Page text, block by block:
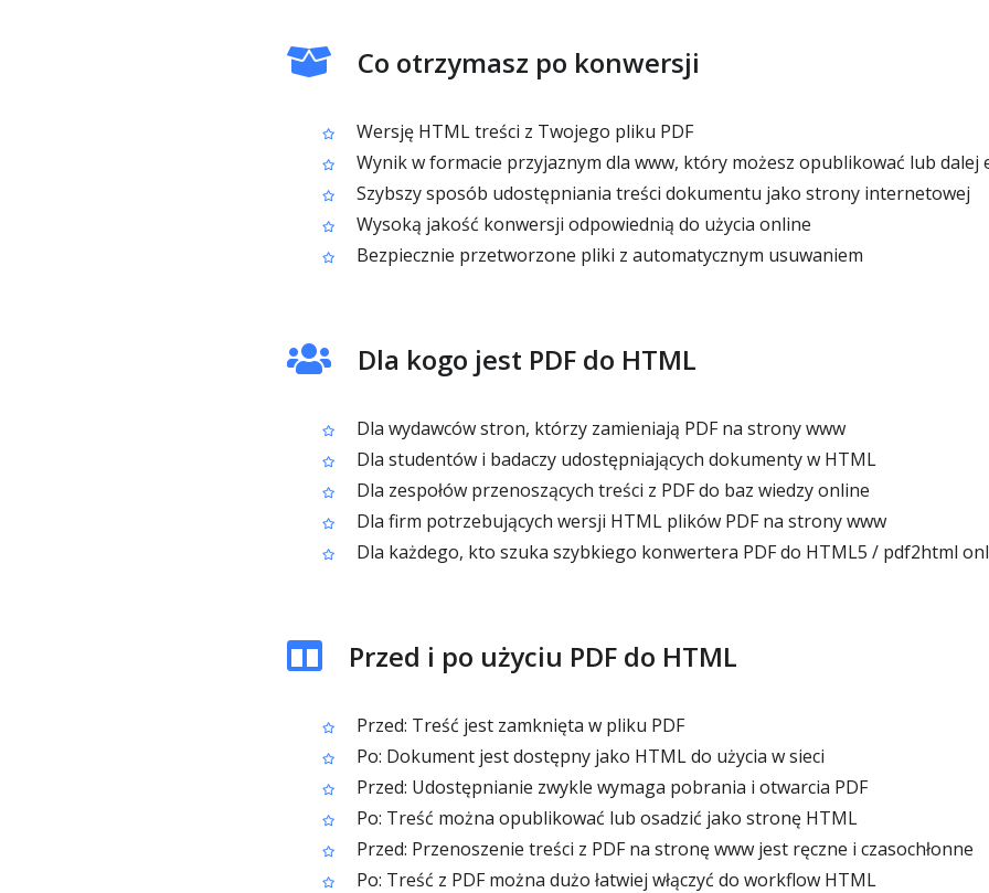
Co otrzymasz po konwersji
Wersję HTML treści z Twojego pliku PDF
Wynik w formacie przyjaznym dla www, który możesz opublikować lub dalej
Szybszy sposób udostępniania treści dokumentu jako strony internetowej
Wysoką jakość konwersji odpowiednią do użycia online
Bezpiecznie przetworzone pliki z automatycznym usuwaniem
Dla kogo jest PDF do HTML
Dla wydawców stron, którzy zamieniają PDF na strony www
Dla studentów i badaczy udostępniających dokumenty w HTML
Dla zespołów przenoszących treści z PDF do baz wiedzy online
Dla firm potrzebujących wersji HTML plików PDF na strony www
Dla każdego, kto szuka szybkiego konwertera PDF do HTML5 / pdf2html
Przed i po użyciu PDF do HTML
Przed: Treść jest zamknięta w pliku PDF
Po: Dokument jest dostępny jako HTML do użycia w sieci
Przed: Udostępnianie zwykle wymaga pobrania i otwarcia PDF
Po: Treść można opublikować lub osadzić jako stronę HTML
Przed: Przenoszenie treści z PDF na stronę www jest ręczne i czasochłonne
Po: Treść z PDF można dużo łatwiej włączyć do workflow HTML